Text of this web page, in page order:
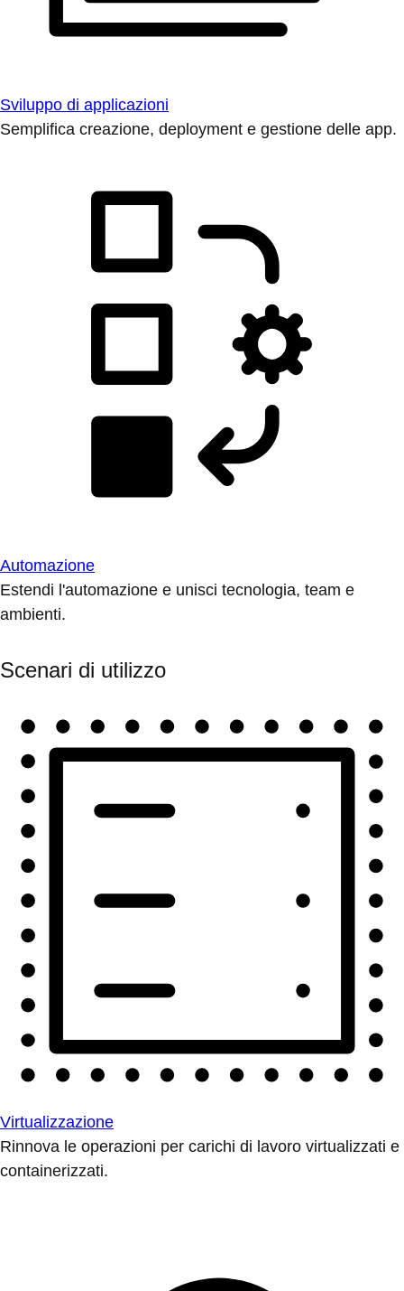
Sviluppo di applicazioni
Semplifica creazione, deployment e gestione delle app.
Automazione
Estendi l'automazione e unisci tecnologia, team e
ambienti.
Scenari di utilizzo
Virtualizzazione
Rinnova le operazioni per carichi di lavoro virtualizzati e
containerizzati.